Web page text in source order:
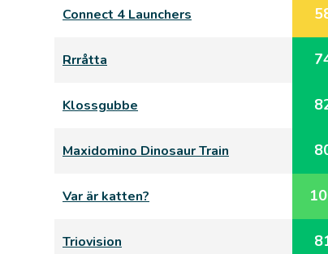
Connect 4 Launchers
Rrråtta
Klossgubbe
Maxidomino Dinosaur Train
Var är katten?
Triovision